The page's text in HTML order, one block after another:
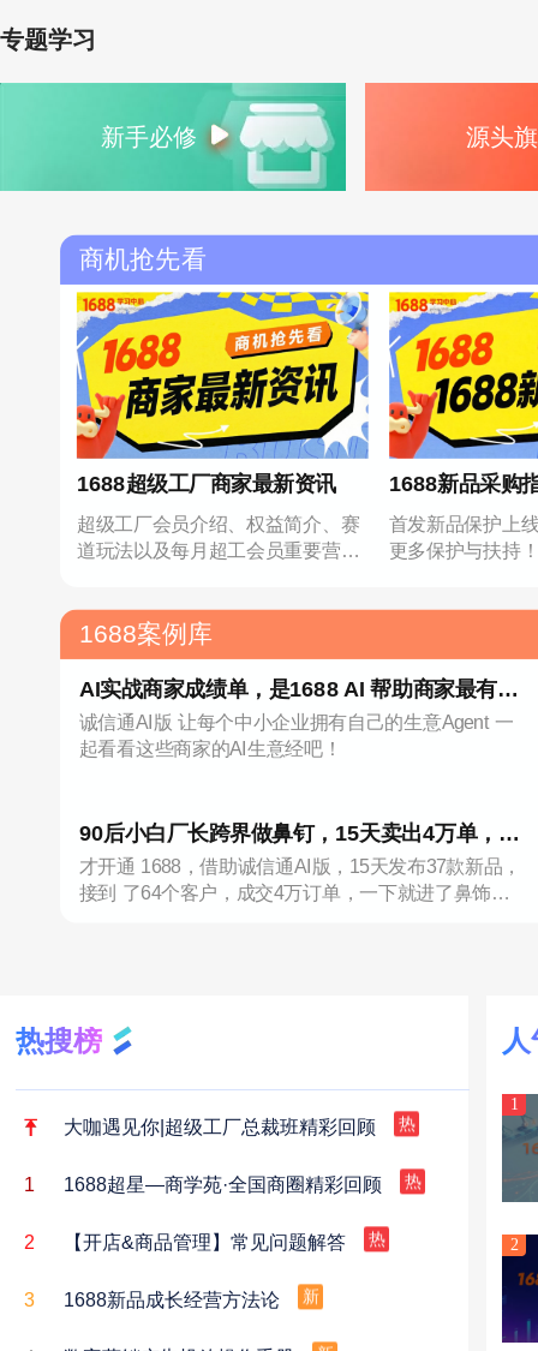
专题学习
新手必修 源头
商机抢先看
1688超级工厂商家最新资讯
超级工厂会员介绍、权益简介、赛
道玩法以及每月超工会员重要营销
1688新品采购
首发新品保护上
更多保护与扶持
1688案例库
AI实战商家成绩单，是1688 AI 帮助商家最有力
的回答！
诚信通AI版 让每个中小企业拥有自己的生意Agent 一
起看看这些商家的AI生意经吧！
90后小白厂长跨界做鼻钉，15天卖出4万单，靠
1688AI登上类目TOP1
才开通 1688，借助诚信通AI版，15天发布37款新品，
接到 了64个客户，成交4万订单，一下就进了鼻饰新
热搜榜
大咖遇见你|超级工厂总裁班精彩回顾 热
1 1688超星—商学苑·全国商圈精彩回顾 热
2 【开店&商品管理】常见问题解答 热
3 1688新品成长经营方法论 新
1
2